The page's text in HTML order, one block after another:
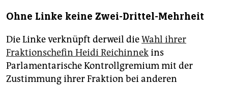
Ohne Linke keine Zwei-Drittel-Mehrheit
Die Linke verknüpft derweil dieWahl ihrer
Fraktionschefin Heidi Reichinnekins
Parlamentarische Kontrollgremium mit der
Zustimmung ihrer Fraktion bei anderen